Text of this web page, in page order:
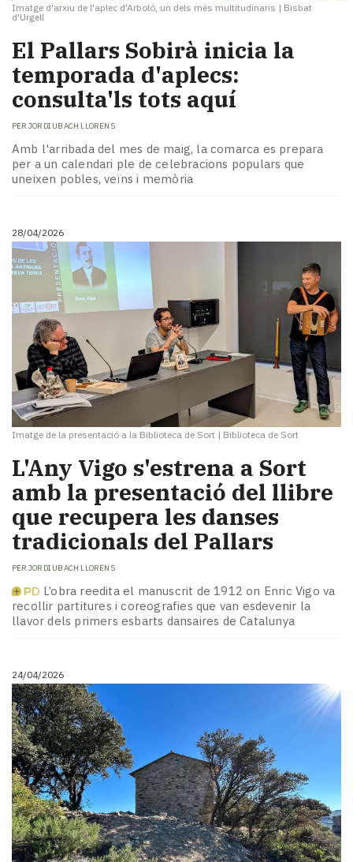
Imatge d'arxiu de l'aplec d'Arboló, un dels més multitudinaris | Bisbat
d'Urgell
​El Pallars Sobirà inicia la
temporada d'aplecs:
consulta'ls tots aquí
PER JORDI UBACH LLORENS
Amb l'arribada del mes de maig, la comarca es prepara
per a un calendari ple de celebracions populars que
uneixen pobles, veïns i memòria
28/04/2026
Imatge de la presentació a la Biblioteca de Sort | Biblioteca de Sort
L'Any Vigo s'estrena a Sort
amb la presentació del llibre
que recupera les danses
tradicionals del Pallars
PER JORDI UBACH LLORENS
L’obra reedita el manuscrit de 1912 on Enric Vigo va
recollir partitures i coreografies que van esdevenir la
llavor dels primers esbarts dansaires de Catalunya
24/04/2026